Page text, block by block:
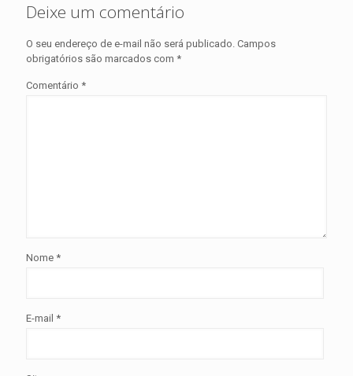
Deixe um comentário
O seu endereço de e-mail não será publicado. Campos
obrigatórios são marcados com *
Comentário *
Nome *
E-mail *